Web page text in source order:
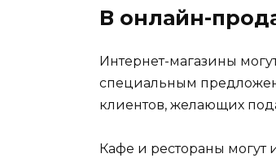
В онлайн-
Интернет-магазины
специальным
клиентов, желающих
Кафе и рестораны могут